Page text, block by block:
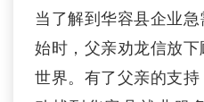
当了解到华容县企业
始时，父亲劝龙信放
世界。有了父亲的支